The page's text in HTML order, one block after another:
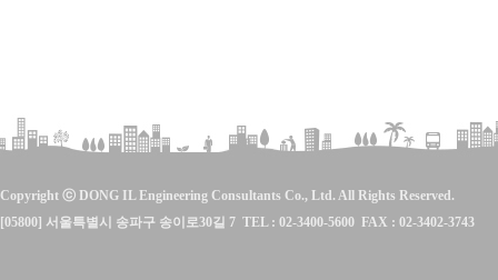
Copyright ⓒ DONG IL Engineering Consultants Co., Ltd. All Rights Reserved.
[05800] 서울특별시 송파구 송이로30길 7 TEL : 02-3400-5600 FAX : 02-3402-3743